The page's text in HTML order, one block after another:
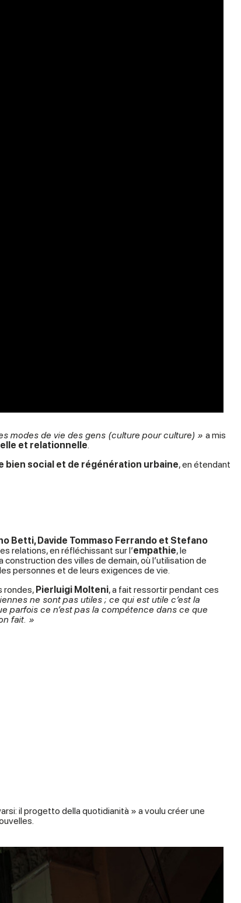
modes de vie des gens (culture pour culture) » a mis
et relationnelle.
bien social et de régénération urbaine, en étendant
Betti, Davide Tommaso Ferrando et Stefano
relations, en réfléchissant sur l’empathie, le
construction des villes de demain, où l’utilisation de
personnes et de leurs exigences de vie.
rondes, Pierluigi Molteni, a fait ressortir pendant ces
ne sont pas utiles ; ce qui est utile c’est la
parfois ce n’est pas la compétence dans ce que
fait. »
il progetto della quotidianità » a voulu créer une